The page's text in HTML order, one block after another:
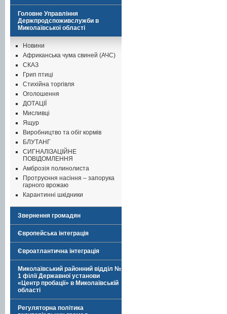
Головне Управління
Держпродспоживслужби в
Миколаївської області
Новини
Африканська чума свиней (АЧС)
СКАЗ
Грип птиці
Стихійна торгівля
Оголошення
ДОТАЦІЇ
Мисливці
Ящур
Виробництво та обіг кормів
БЛУТАНГ
СИГНАЛІЗАЦІЙНЕ
ПОВІДОМЛЕННЯ
Амброзія полинолиста
Протруєння насіння – запорука
гарного врожаю
Карантинні шкідники
Звернення громадян
Європейська інтеграція
Євроатлантична інтеграція
Миколаївський районний відділ №
1 філії Державної установи
«Центр пробації» в Миколаївській
області
Регуляторна політика